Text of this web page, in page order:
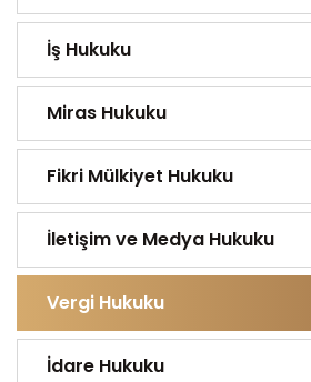
İş Hukuku
Miras Hukuku
Fikri Mülkiyet Hukuku
İletişim ve Medya Hukuku
Vergi Hukuku
İdare Hukuku